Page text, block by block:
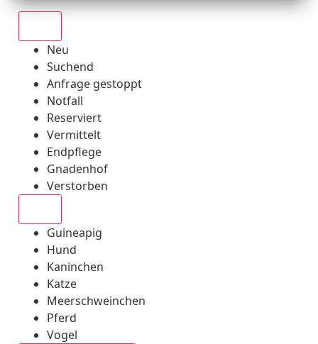
Neu
Suchend
Anfrage gestoppt
Notfall
Reserviert
Vermittelt
Endpflege
Gnadenhof
Verstorben
Guineapig
Hund
Kaninchen
Katze
Meerschweinchen
Pferd
Vogel